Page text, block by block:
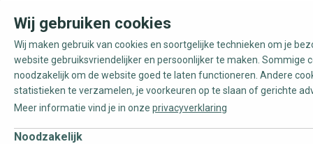
Wij gebruiken cookies
Wij maken gebruik van cookies en soortgelijke technieken om je
website gebruiksvriendelijker en persoonlijker te maken. Sommige
noodzakelijk om de website goed te laten functioneren. Andere
statistieken te verzamelen, je voorkeuren op te slaan of gerichte
Meer informatie vind je in onze privacyverklaring
Noodzakelijk